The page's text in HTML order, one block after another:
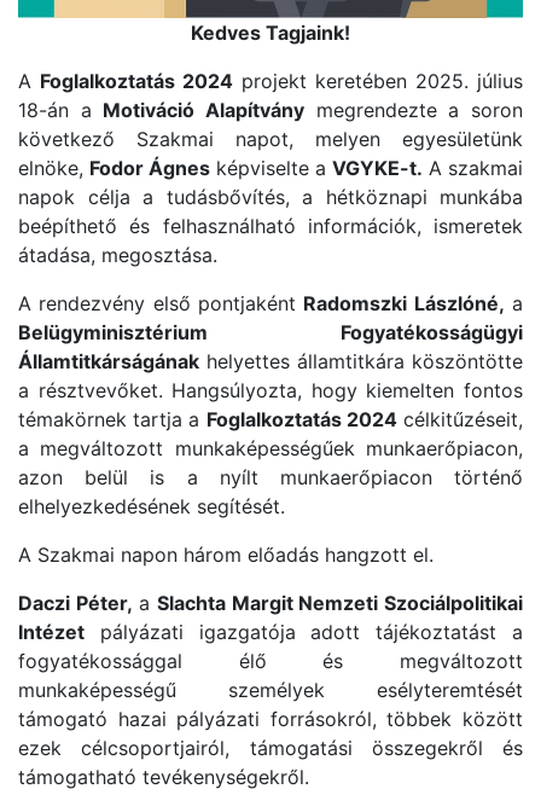
Kedves Tagjaink!
A Foglalkoztatás 2024 projekt keretében 2025. július
18-án a Motiváció Alapítvány megrendezte a soron
következő Szakmai napot, melyen egyesületünk
elnöke, Fodor Ágnes képviselte a VGYKE-t. A szakmai
napok célja a tudásbővítés, a hétköznapi munkába
beépíthető és felhasználható információk, ismeretek
átadása, megosztása.
A rendezvény első pontjaként Radomszki Lászlóné, a
Belügyminisztérium Fogyatékosságügyi
Államtitkárságának helyettes államtitkára köszöntötte
a résztvevőket. Hangsúlyozta, hogy kiemelten fontos
témakörnek tartja a Foglalkoztatás 2024célkitűzéseit,
a megváltozott munkaképességűek munkaerőpiacon,
azon belül is a nyílt munkaerőpiacon történő
elhelyezkedésének segítését.
A Szakmai napon három előadás hangzott el.
Daczi Péter, aSlachta Margit Nemzeti Szociálpolitikai
Intézet pályázati igazgatója adott tájékoztatást a
fogyatékossággal élő és megváltozott
munkaképességű személyek esélyteremtését
támogató hazai pályázati forrásokról, többek között
ezek célcsoportjairól, támogatási összegekről és
támogatható tevékenységekről.